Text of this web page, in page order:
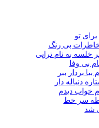
تو
خاطرات بی رنگ
خلسه به نام تراپی
بی وفا
بردار ببر
دنباله دار
خواب دیدم
سر خط
شد